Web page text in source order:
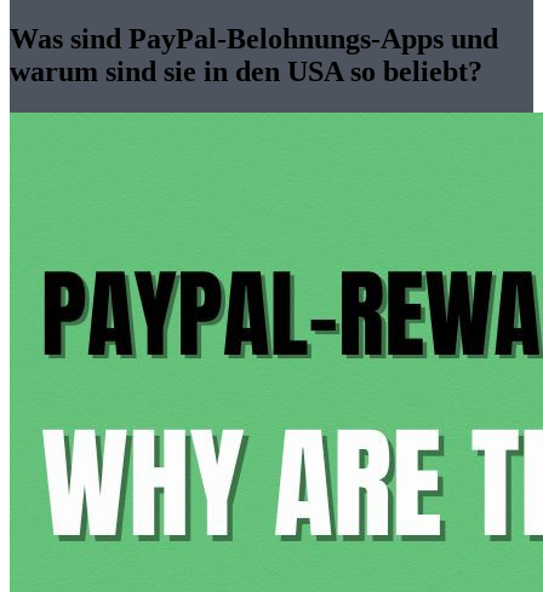
Was sind PayPal-Belohnungs-Apps und
warum sind sie in den USA so beliebt?